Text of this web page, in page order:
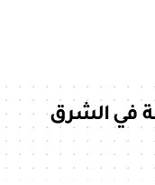
في الشرق